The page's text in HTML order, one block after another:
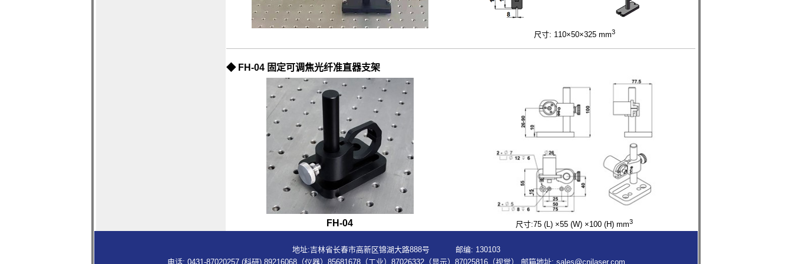
尺寸: 110×50×325 mm3
◆ FH-04 固定可调焦光纤准直器支架
FH-04 尺寸:75 (L) ×55 (W) ×100 (H) mm3
地址:吉林省长春市高新区锦湖大路888号 邮编: 130103
电话: 0431-87020257 (科研) 89216068（仪器）85681678（工业）87026332（显示）87025816（视觉）
邮箱地址: sales@cnilaser.com